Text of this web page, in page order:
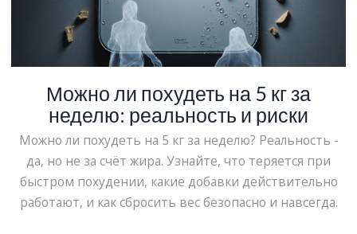
Можно ли похудеть на 5 кг за
неделю: реальность и риски
Можно ли похудеть на 5 кг за неделю? Реальность -
да, но не за счёт жира. Узнайте, что теряется при
быстром похудении, какие добавки действительно
работают, и как сбросить вес безопасно и навсегда.